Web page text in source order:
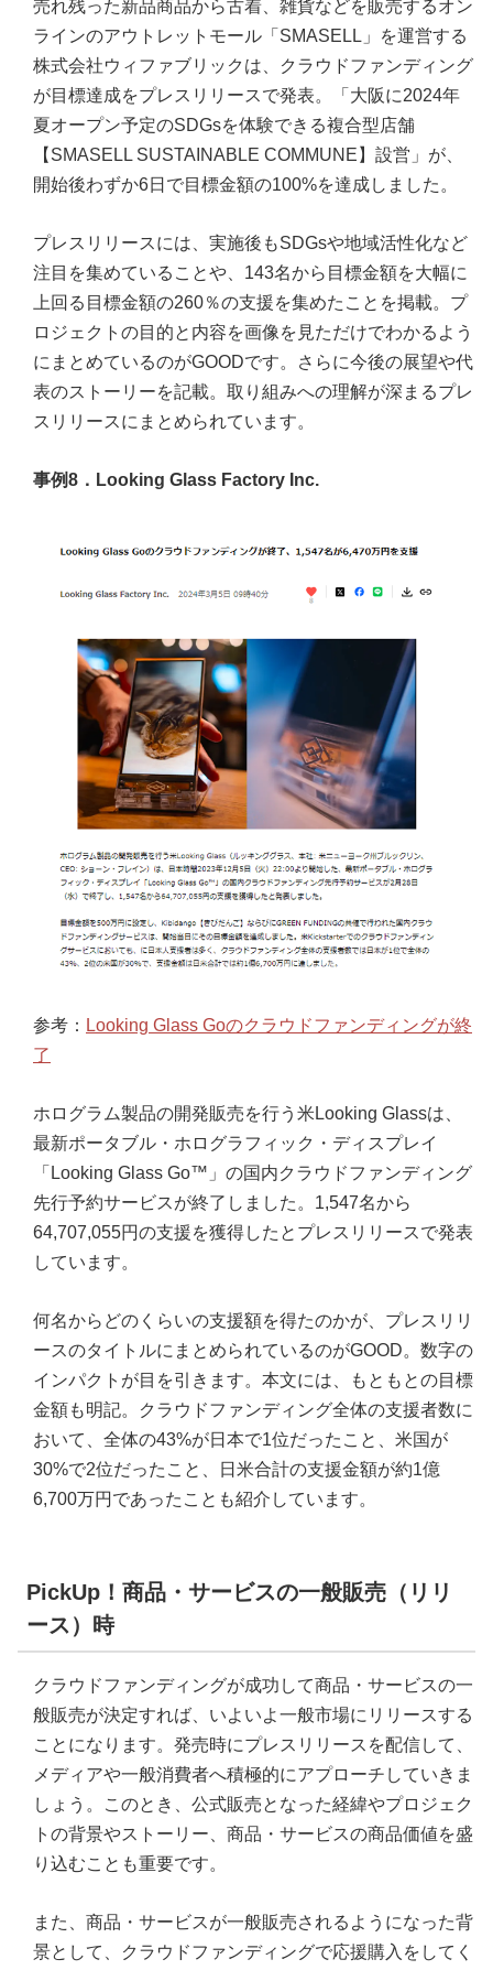
売れ残った新品商品から古着、雑貨などを販売するオン
ラインのアウトレットモール「SMASELL」を運営する
株式会社ウィファブリックは、クラウドファンディング
が目標達成をプレスリリースで発表。「大阪に2024年
夏オープン予定のSDGsを体験できる複合型店舗
【SMASELL SUSTAINABLE COMMUNE】設営」が、
開始後わずか6日で目標金額の100%を達成しました。
プレスリリースには、実施後もSDGsや地域活性化など
注目を集めていることや、143名から目標金額を大幅に
上回る目標金額の260％の支援を集めたことを掲載。プ
ロジェクトの目的と内容を画像を見ただけでわかるよう
にまとめているのがGOODです。さらに今後の展望や代
表のストーリーを記載。取り組みへの理解が深まるプレ
スリリースにまとめられています。
事例8．Looking Glass Factory Inc.
参考： Looking Glass Goのクラウドファンディングが終
了
ホログラム製品の開発販売を行う米Looking Glassは、
最新ポータブル・ホログラフィック・ディスプレイ
「Looking Glass Go™」の国内クラウドファンディング
先行予約サービスが終了しました。1,547名から
64,707,055円の支援を獲得したとプレスリリースで発表
しています。
何名からどのくらいの支援額を得たのかが、プレスリリ
ースのタイトルにまとめられているのがGOOD。数字の
インパクトが目を引きます。本文には、もともとの目標
金額も明記。クラウドファンディング全体の支援者数に
おいて、全体の43%が日本で1位だったこと、米国が
30%で2位だったこと、日米合計の支援金額が約1億
6,700万円であったことも紹介しています。
PickUp！商品・サービスの一般販売（リリ
ース）時
クラウドファンディングが成功して商品・サービスの一
般販売が決定すれば、いよいよ一般市場にリリースする
ことになります。発売時にプレスリリースを配信して、
メディアや一般消費者へ積極的にアプローチしていきま
しょう。このとき、公式販売となった経緯やプロジェク
トの背景やストーリー、商品・サービスの商品価値を盛
り込むことも重要です。
また、商品・サービスが一般販売されるようになった背
景として、クラウドファンディングで応援購入をしてく